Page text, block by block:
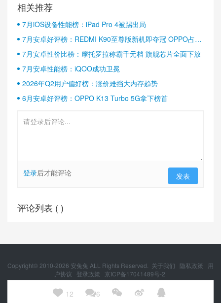
 12 6   
相关推荐
7月iOS设备性能榜：iPad Pro 4被踢出局
7月安卓好评榜：REDMI K90至尊版新机即夺冠 OPPO占据
半壁江山
7月安卓性价比榜：摩托罗拉称霸千元档 旗舰芯片全面下放
7月安卓性能榜：iQOO成功卫冕
2026年Q2用户偏好榜：涨价难挡大内存趋势
6月安卓好评榜：OPPO K13 Turbo 5G拿下榜首
登录后才能评论 发表
评论列表 ( )
Copyright© 2010-2026 安兔兔 ALL Rights Reserved. 关于我们 隐私政策
用
户协议
登录政策
京ICP备17041489号-2
京公网安备 11010502054377号